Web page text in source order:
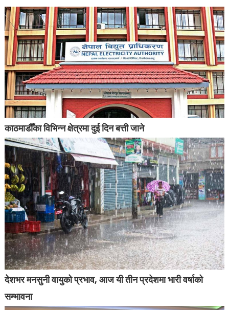
काठमाडौँका विभिन्न क्षेत्रमा दुई दिन बत्ती जाने
देशभर मनसुनी वायुको प्रभाव, आज यी तीन प्रदेशमा भारी वर्षाको
सम्भावना